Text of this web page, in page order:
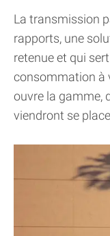
La transmission
rapports, une
retenue et qui
consommation à
ouvre la gamme,
viendront se